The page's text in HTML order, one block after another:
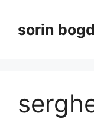
contentsorin